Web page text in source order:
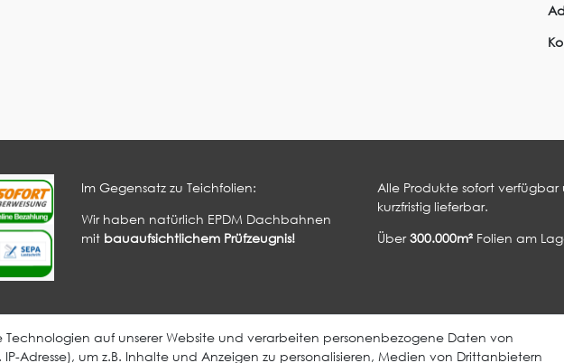
Im Gegensatz zu Teichfolien:
Wir haben natürlich EPDM Dachbahnen
mit bauaufsichtlichem Prüfzeugnis!
Alle Produkte sofort verfügbar
kurzfristig lieferbar.
Über300.000m² Folien am
EPDM Dachbahn EcoDach EPDM
auf unserer Website und verarbeiten personenbezogene Daten von
IP-Adresse), um z.B. Inhalte und Anzeigen zu personalisieren, Medien von Drittanbietern